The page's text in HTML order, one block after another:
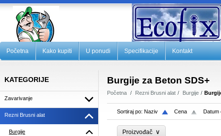
Početna Kako kupiti U ponudi Specifikacije Kontakt
KATEGORIJE
Zavarivanje
Rezni Brusni alat
Burgije
Burgije za Beton SDS+
Početna Rezni Brusni alat Burgije
Sortiraj po: Naziv Cena Datum
Proizvođač ∨